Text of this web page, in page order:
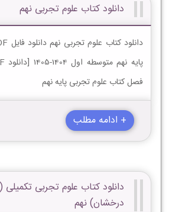
دانلود کتاب علوم تجربی نهم
فصل کتاب علوم تجربی پایه نهم
+ ادامه مطلب
دانلود کتاب علوم تجربی
درخشان) نهم